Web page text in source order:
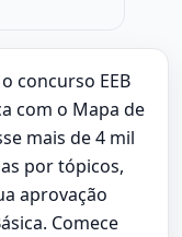
concurso EEB
com o Mapa de
mais de 4 mil
por tópicos,
aprovação
Comece